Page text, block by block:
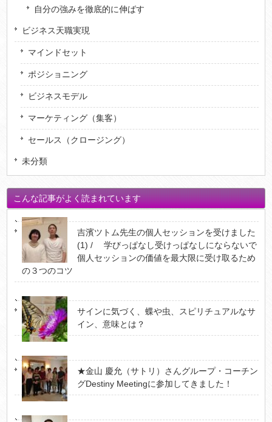
自分の強みを徹底的に伸ばす
ビジネス天職実現
マインドセット
ポジショニング
ビジネスモデル
マーケティング（集客）
セールス（クロージング）
未分類
こんな記事がよく読まれています
吉濱ツトム先生の個人セッションを受けました
(1) / 学びっぱなし受けっぱなしにならないで
個人セッションの価値を最大限に受け取るため
の３つのコツ
サインに気づく、蝶や虫、スピリチュアルなサ
イン、意味とは？
★金山 慶允（サトリ）さんグループ・コーチン
グDestiny Meetingに参加してきました！